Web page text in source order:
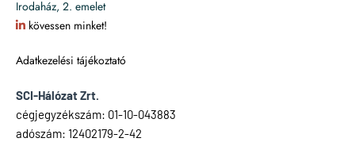
Irodaház, 2. emelet
kövessen minket!
Adatkezelési tájékoztató
SCI-Hálózat Zrt.
cégjegyzékszám: 01-10-043883
adószám: 12402179-2-42